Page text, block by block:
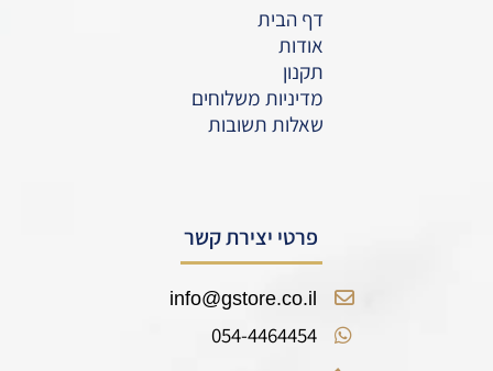
דף הבית
אודות
תקנון
מדיניות משלוחים
שאלות תשובות
פרטי יצירת קשר
info@gstore.co.il
054-4464454